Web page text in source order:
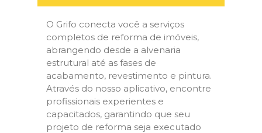
O Grifo conecta você a serviços
completos de reforma de imóveis,
abrangendo desde a alvenaria
estrutural até as fases de
acabamento, revestimento e pintura.
Através do nosso aplicativo, encontre
profissionais experientes e
capacitados, garantindo que seu
projeto de reforma seja executado